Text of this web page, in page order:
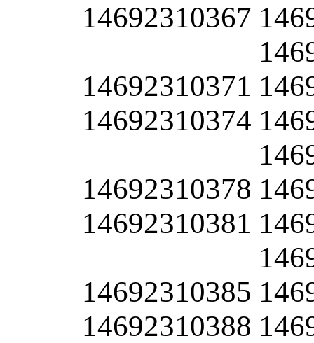
14692310367
14692310371
14692310374
14692310378
14692310381
14692310385
14692310388